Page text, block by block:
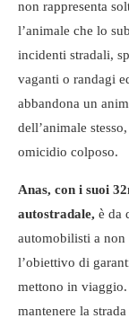
non rappresenta
l’animale che lo
incidenti stradali,
vaganti o randagi
abbandona un
dell’animale
omicidio colposo.
Anas, con i suoi
autostradale, è da
automobilisti a non
l’obiettivo di
mettono in viaggio.
mantenere la